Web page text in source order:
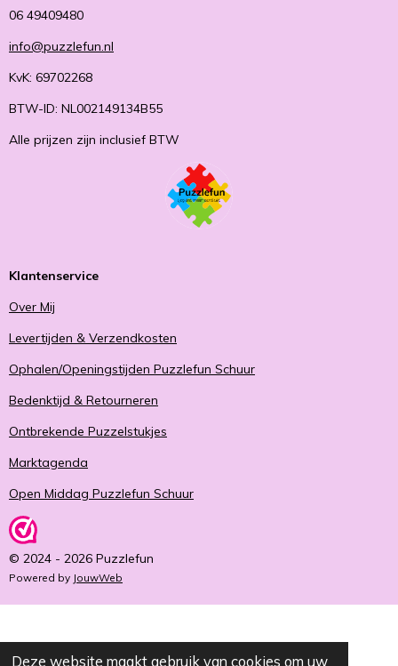
Deze website maakt gebruik van cookies om uw
06 49409480
info@puzzlefun.nl
KvK: 69702268
BTW-ID: NL002149134B55
Alle prijzen zijn inclusief BTW
Klantenservice
Over Mij
Levertijden & Verzendkosten
Ophalen/Openingstijden Puzzlefun Schuur
Bedenktijd & Retourneren
Ontbrekende Puzzelstukjes
Marktagenda
Open Middag Puzzlefun Schuur
© 2024 - 2026 Puzzlefun
Powered by JouwWeb